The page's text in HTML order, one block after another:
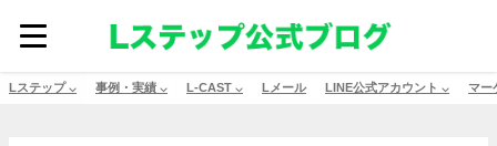
Lステップ ⌵ 事例・実績 ⌵ L-CAST ⌵ Lメール LINE公式アカウント ⌵ マー